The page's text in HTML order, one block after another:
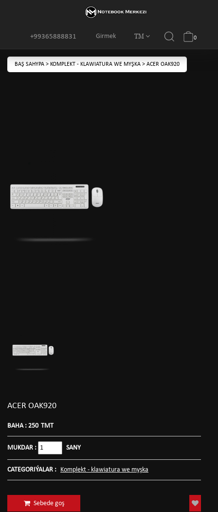
Girmek TM
+99365888831 0
BAŞ SAHYPA > KOMPLEKT - KLAWIATURA WE MYŞKA > ACER OAK920
ACER OAK920
BAHA : 250 TMT
MUKDAR : SANY
CATEGORIÝALAR : Komplekt - klawiatura we myşka
Sebede goş